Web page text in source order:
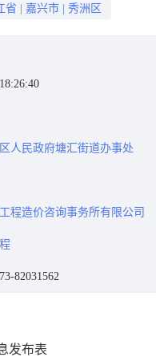
省 嘉兴市 秀洲区
人民政府塘汇街道办事处
程造价咨询事务所有限公司
82031562
发布表